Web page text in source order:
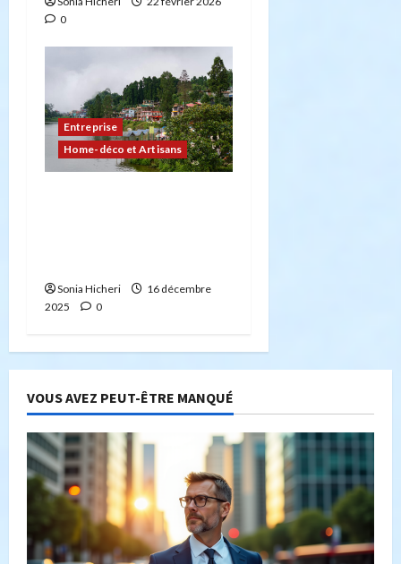
0
Entreprise
Home-déco et Artisans
Sonia Hicheri
16 décembre
2025
0
VOUS AVEZ PEUT-ÊTRE MANQUÉ